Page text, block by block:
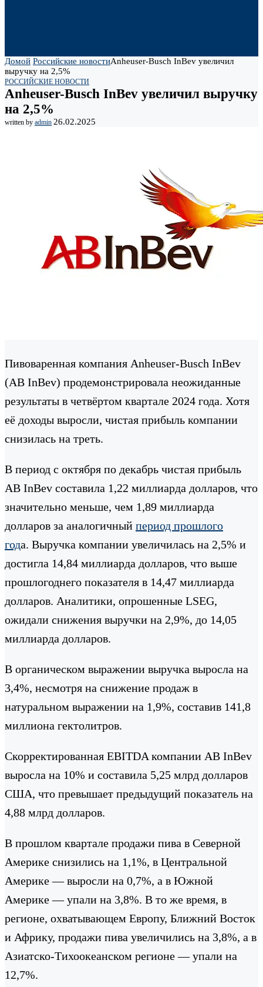
Домой Российские новостиAnheuser-Busch InBev увеличил
выручку на 2,5%
РОССИЙСКИЕ НОВОСТИ
Anheuser-Busch InBev увеличил выручку
на 2,5%
written by admin 26.02.2025
Пивоваренная компания Anheuser-Busch InBev
(AB InBev) продемонстрировала неожиданные
результаты в четвёртом квартале 2024 года. Хотя
её доходы выросли, чистая прибыль компании
снизилась на треть.
В период с октября по декабрь чистая прибыль
AB InBev составила 1,22 миллиарда долларов, что
значительно меньше, чем 1,89 миллиарда
долларов за аналогичный период прошлого
года. Выручка компании увеличилась на 2,5% и
достигла 14,84 миллиарда долларов, что выше
прошлогоднего показателя в 14,47 миллиарда
долларов. Аналитики, опрошенные LSEG,
ожидали снижения выручки на 2,9%, до 14,05
миллиарда долларов.
В органическом выражении выручка выросла на
3,4%, несмотря на снижение продаж в
натуральном выражении на 1,9%, составив 141,8
миллиона гектолитров.
Скорректированная EBITDA компании AB InBev
выросла на 10% и составила 5,25 млрд долларов
США, что превышает предыдущий показатель на
4,88 млрд долларов.
В прошлом квартале продажи пива в Северной
Америке снизились на 1,1%, в Центральной
Америке — выросли на 0,7%, а в Южной
Америке — упали на 3,8%. В то же время, в
регионе, охватывающем Европу, Ближний Восток
и Африку, продажи пива увеличились на 3,8%, а в
Азиатско-Тихоокеанском регионе — упали на
12,7%.